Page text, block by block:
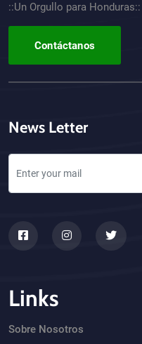
::Un Orgullo para Honduras::
Contáctanos
News Letter
Links
Sobre Nosotros